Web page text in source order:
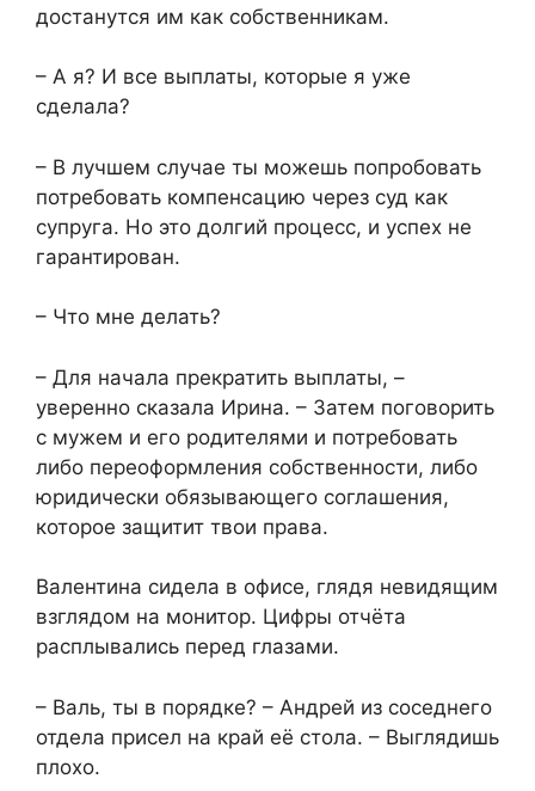
достанутся им как собственникам.
– А я? И все выплаты, которые я уже
сделала?
– В лучшем случае ты можешь попробовать
потребовать компенсацию через суд как
супруга. Но это долгий процесс, и успех не
гарантирован.
– Что мне делать?
– Для начала прекратить выплаты, –
уверенно сказала Ирина. – Затем поговорить
с мужем и его родителями и потребовать
либо переоформления собственности, либо
юридически обязывающего соглашения,
которое защитит твои права.
Валентина сидела в офисе, глядя невидящим
взглядом на монитор. Цифры отчёта
расплывались перед глазами.
– Валь, ты в порядке? – Андрей из соседнего
отдела присел на край её стола. – Выглядишь
плохо.